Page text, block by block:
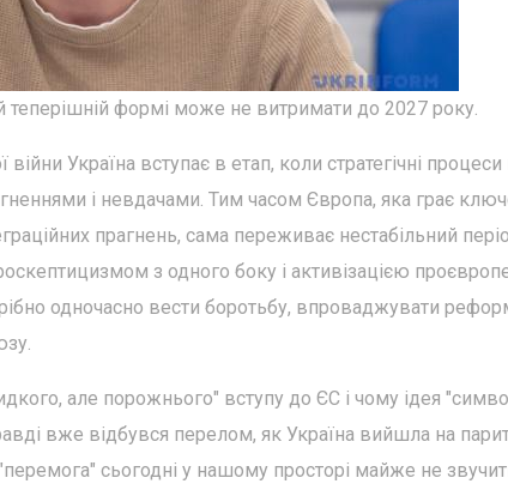
теперішній формі може не витримати до 2027 року.
Україна вступає в етап, коли стратегічні
і невдачами. Тим часом Європа, яка грає
прагнень, сама переживає нестабільний
з одного боку і активізацією
одночасно вести боротьбу, впроваджувати
але порожнього" вступу до ЄС і чому ідея
вже відбувся перелом, як Україна вийшла на
сьогодні у нашому просторі майже не